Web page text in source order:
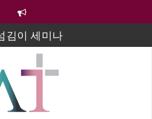
김이 세미나
희 자매 졸업연주
이 주일 유초등부 발표
3 나라 봉헌송